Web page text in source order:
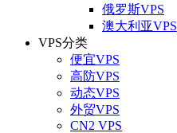
俄罗斯VPS
澳大利亚VPS
VPS分类
便宜VPS
高防VPS
动态VPS
外贸VPS
CN2 VPS